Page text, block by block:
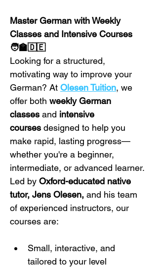
Master German with Weekly
Classes and Intensive Courses
🧑‍🏫🇩🇪
Looking for a structured,
motivating way to improve your
German? At Olesen Tuition, we
offer both weekly German
classes and intensive
courses designed to help you
make rapid, lasting progress—
whether you're a beginner,
intermediate, or advanced learner.
Led by Oxford-educated native
tutor, Jens Olesen, and his team
of experienced instructors, our
courses are:
Small, interactive, and
tailored to your level